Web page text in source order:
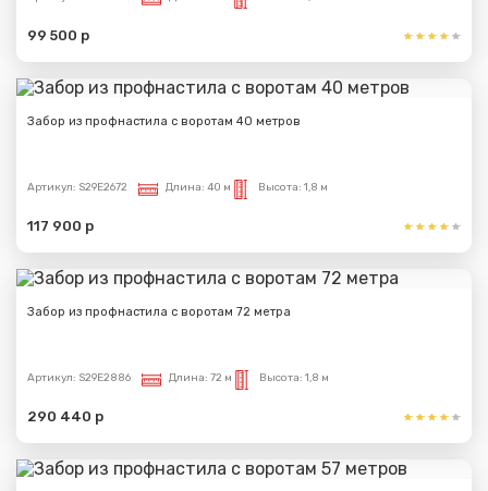
99 500 р
Забор из профнастила с воротам 40 метров
Артикул: S29E2672 Длина: 40 м Высота: 1,8 м
117 900 р
Забор из профнастила с воротам 72 метра
Артикул: S29E2886 Длина: 72 м Высота: 1,8 м
290 440 р